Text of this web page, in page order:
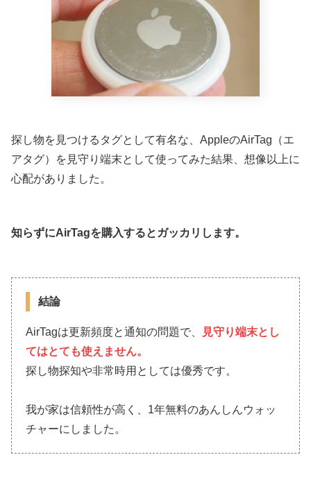
探し物を見つけるタグとして有名な、AppleのAirTag（エ
アタグ）を見守り端末として使ってみた結果、想像以上に
心配がありました。
知らずにAirTagを購入するとガッカリします。
結論
AirTagは更新頻度と通知の問題で、
見守り端末とし
てはとても使えません。
探し物探知や非常時用としては優秀です。
我が家は信頼性が高く、1年無料のあんしんウォッ
チャーにしました。